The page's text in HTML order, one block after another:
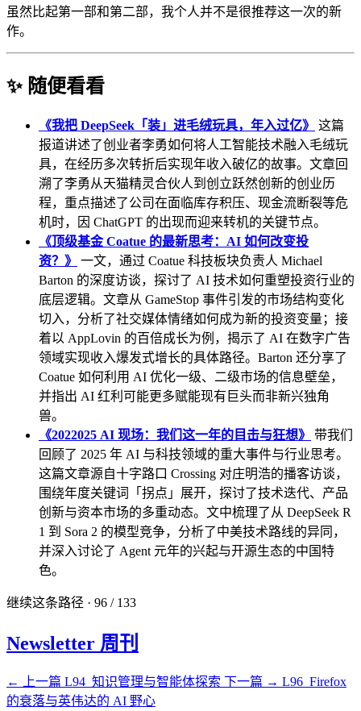
虽然比起第一部和第二部，我个人并不是很推荐这一次的新
作。
✨ 随便看看
《我把 DeepSeek「装」进毛绒玩具，年入过亿》
这篇
报道讲述了创业者李勇如何将人工智能技术融入毛绒玩
具，在经历多次转折后实现年收入破亿的故事。文章回
溯了李勇从天猫精灵合伙人到创立跃然创新的创业历
程，重点描述了公司在面临库存积压、现金流断裂等危
机时，因 ChatGPT 的出现而迎来转机的关键节点。
《顶级基金 Coatue 的最新思考：AI 如何改变投
资？》
一文，通过 Coatue 科技板块负责人 Michael
Barton 的深度访谈，探讨了 AI 技术如何重塑投资行业的
底层逻辑。文章从 GameStop 事件引发的市场结构变化
切入，分析了社交媒体情绪如何成为新的投资变量；接
着以 AppLovin 的百倍成长为例，揭示了 AI 在数字广告
领域实现收入爆发式增长的具体路径。Barton 还分享了
Coatue 如何利用 AI 优化一级、二级市场的信息壁垒，
并指出 AI 红利可能更多赋能现有巨头而非新兴独角
兽。
《2022025 AI 现场：我们这一年的目击与狂想》
带我们
回顾了 2025 年 AI 与科技领域的重大事件与行业思考。
这篇文章源自十字路口 Crossing 对庄明浩的播客访谈，
围绕年度关键词「拐点」展开，探讨了技术迭代、产品
创新与资本市场的多重动态。文中梳理了从 DeepSeek R
1 到 Sora 2 的模型竞争，分析了中美技术路线的异同，
并深入讨论了 Agent 元年的兴起与开源生态的中国特
色。
继续这条路径 · 96 / 133
Newsletter 周刊
← 上一篇 L94_知识管理与智能体探索 下一篇 → L96_Firefox
的衰落与英伟达的 AI 野心